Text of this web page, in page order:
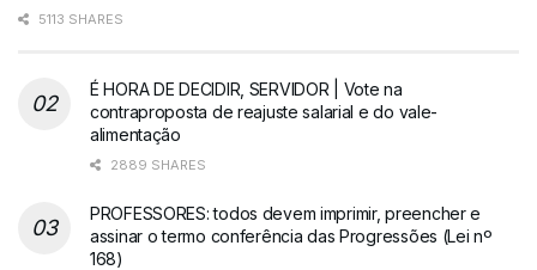
5113 SHARES
É HORA DE DECIDIR, SERVIDOR | Vote na
contraproposta de reajuste salarial e do vale-
alimentação
2889 SHARES
PROFESSORES: todos devem imprimir, preencher e
assinar o termo conferência das Progressões (Lei nº
168)